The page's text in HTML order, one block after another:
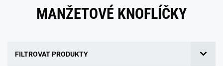
MANŽETOVÉ KNOFLÍČKY
FILTROVAT PRODUKTY